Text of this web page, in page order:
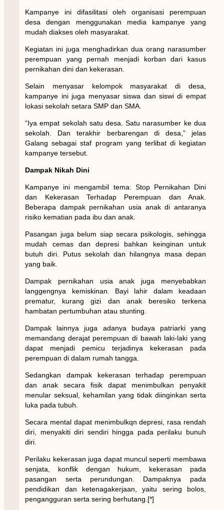
Kampanye ini difasilitasi oleh organisasi perempuan
desa dengan menggunakan media kampanye yang
mudah diakses oleh masyarakat.
Kegiatan ini juga menghadirkan dua orang narasumber
perempuan yang pernah menjadi korban dari kasus
pernikahan dini dan kekerasan.
Selain menyasar kelompok masyarakat di desa,
kampanye ini juga menyasar siswa dan siswi di empat
lokasi sekolah setara SMP dan SMA.
“Iya empat sekolah satu desa. Satu narasumber ke dua
sekolah. Dan terakhir berbarengan di desa,” jelas
Galang sebagai staf program yang terlibat di kegiatan
kampanye tersebut.
Dampak Nikah Dini
Kampanye ini mengambil tema: Stop Pernikahan Dini
dan Kekerasan Terhadap Perempuan dan Anak.
Beberapa dampak pernikahan usia anak di antaranya
risiko kematian pada ibu dan anak.
Pasangan juga belum siap secara psikologis, sehingga
mudah cemas dan depresi bahkan keinginan untuk
butuh diri. Putus sekolah dan hilangnya masa depan
yang baik.
Dampak pernikahan usia anak juga menyebabkan
langgengnya kemiskinan. Bayi lahir dalam keadaan
prematur, kurang gizi dan anak beresiko terkena
hambatan pertumbuhan atau stunting.
Dampak lainnya juga adanya budaya patriarki yang
memandang derajat perempuan di bawah laki-laki yang
dapat menjadi pemicu terjadinya kekerasan pada
perempuan di dalam rumah tangga.
Sedangkan dampak kekerasan terhadap perempuan
dan anak secara fisik dapat menimbulkan penyakit
menular seksual, kehamilan yang tidak diinginkan serta
luka pada tubuh.
Secara mental dapat menimbulkqn depresi, rasa rendah
diri, menyakiti diri sendiri hingga pada perilaku bunuh
diri.
Perilaku kekerasan juga dapat muncul seperti membawa
senjata, konflik dengan hukum, kekerasan pada
pasangan serta perundungan. Dampaknya pada
pendidikan dan ketenagakerjaan, yaitu sering bolos,
pengangguran serta sering berhutang.[*]